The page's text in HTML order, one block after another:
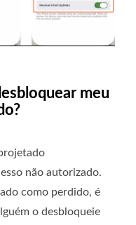
meu
não autorizado.
como perdido, é
o desbloqueie